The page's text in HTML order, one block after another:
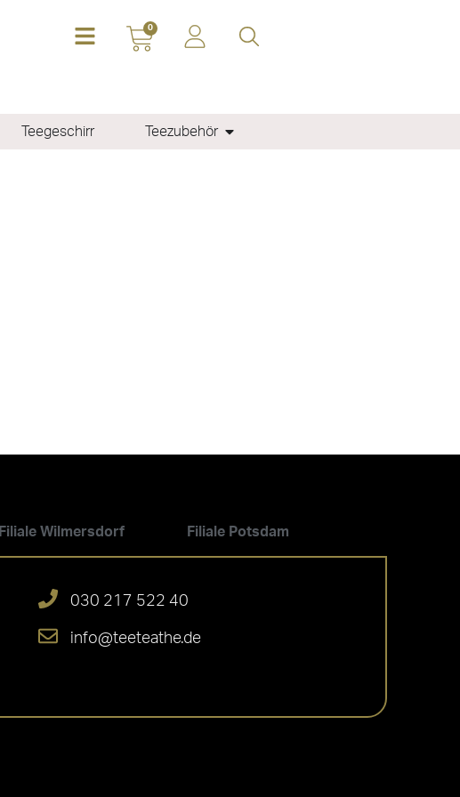
0
Teegeschirr Teezubehör
Filiale Wilmersdorf Filiale Potsdam
030 217 522 40
info@teeteathe.de